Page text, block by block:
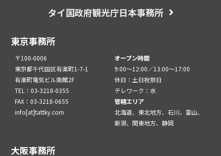
タイ国政府観光庁日本事務所
東京事務所
〒100-0006
東京都千代田区有楽町1-7-1
有楽町電気ビル南館2F
TEL：03-3218-0355
FAX：03-3218-0655
info[at]tattky.com
オープン時間
9:00～12:00／13:00～17:00
休日：土日祝祭日
テレワーク：水
管轄エリア
北海道、東北地方、石川、富山、
新潟、関東地方、静岡
大阪事務所